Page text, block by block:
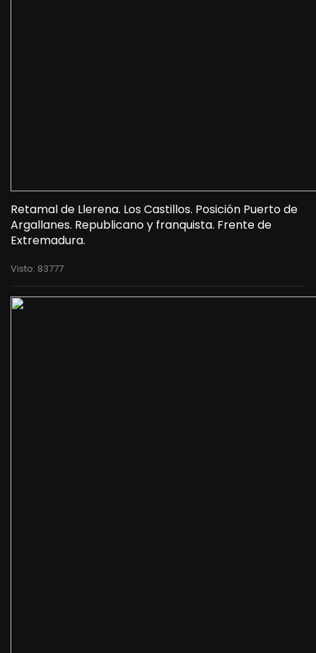
Retamal de Llerena. Los Castillos. Posición Puerto de
Argallanes. Republicano y franquista. Frente de
Extremadura.
Visto: 83777